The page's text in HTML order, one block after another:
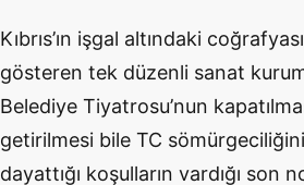
Kıbrıs’ın işgal altındaki
gösteren tek düzenli sanat
Belediye Tiyatrosu’nun
getirilmesi bile TC
dayattığı koşulların vardığı son